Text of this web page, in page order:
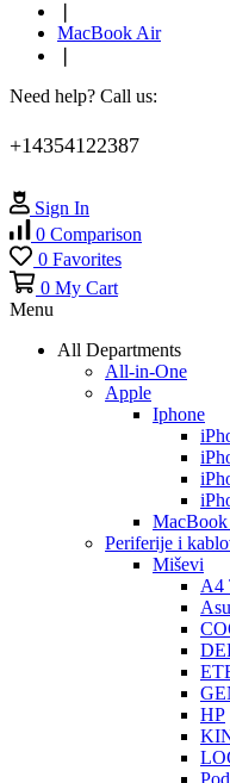
MacBook Air
Need help? Call us:
+14354122387
Sign In
0 Comparison
0 Favorites
0 My Cart
Menu
All Departments
All-in-One
Apple
Iphone
Periferije i
Miševi
A4
HP